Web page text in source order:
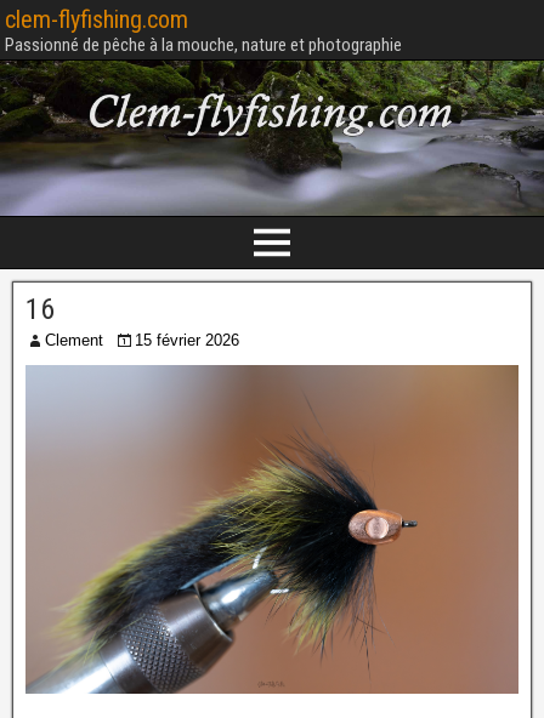
clem-flyfishing.com
Passionné de pêche à la mouche, nature et photographie
16
Clement 15 février 2026